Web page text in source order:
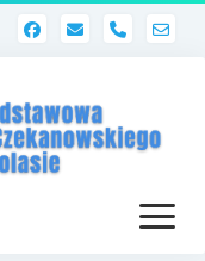
phone
otwórz
menu